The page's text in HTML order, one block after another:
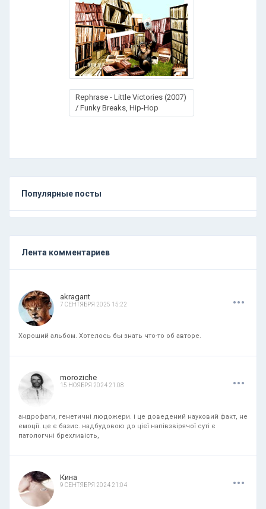
Rephrase - Little Victories (2007)
/ Funky Breaks, Hip-Hop
Популярные посты
Лента комментариев
akragant
7 СЕНТЯБРЯ 2025 15:22 ...
Хороший альбом. Хотелось бы знать что-то об авторе.
moroziche
15 НОЯБРЯ 2024 21:08 ...
андрофаги, генетичні людожери. і це доведений науковий факт, не
емоції. це є базис. надбудовою до цієї напівзвірячої суті є
патологчні брехливість,
Кина
9 СЕНТЯБРЯ 2024 21:04 ...